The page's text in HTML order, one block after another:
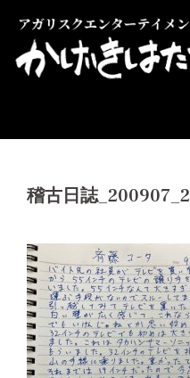
稽古日誌_200907_2